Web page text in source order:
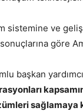
sistemine ve
göre
başkan
sağlamaya